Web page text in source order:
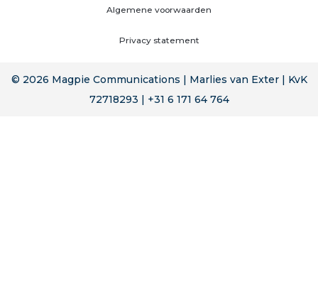
Algemene voorwaarden
Privacy statement
© 2026 Magpie Communications | Marlies van Exter | KvK
72718293 | +31 6 171 64 764